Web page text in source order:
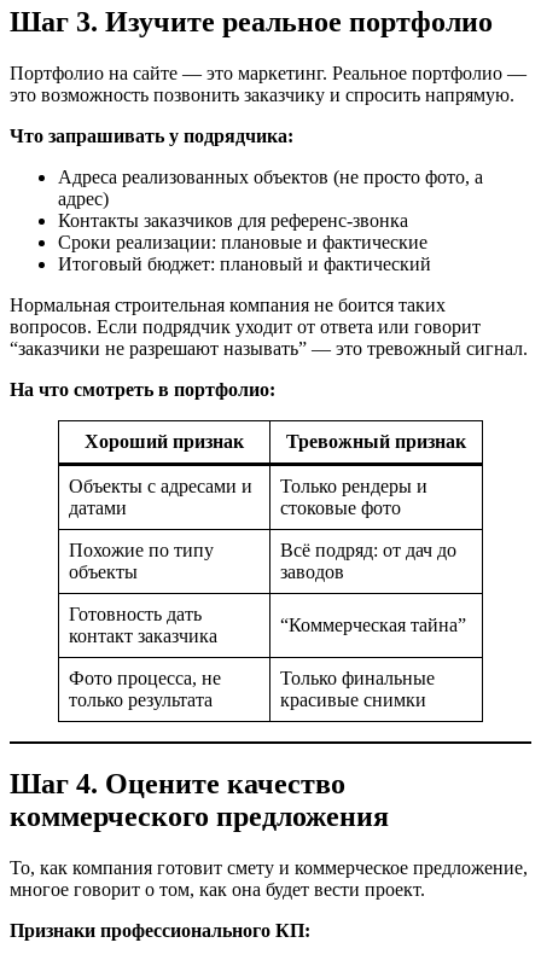
Шаг 3. Изучите реальное портфолио
Портфолио на сайте — это маркетинг. Реальное портфолио —
это возможность позвонить заказчику и спросить напрямую.
Что запрашивать у подрядчика:
Адреса реализованных объектов (не просто фото, а
адрес)
Контакты заказчиков для референс-звонка
Сроки реализации: плановые и фактические
Итоговый бюджет: плановый и фактический
Нормальная строительная компания не боится таких
вопросов. Если подрядчик уходит от ответа или говорит
“заказчики не разрешают называть” — это тревожный сигнал.
На что смотреть в портфолио:
Хороший признак Тревожный признак
Объекты с адресами и
датами
Только рендеры и
стоковые фото
Похожие по типу
объекты
Всё подряд: от дач до
заводов
Готовность дать
контакт заказчика
“Коммерческая тайна”
Фото процесса, не
только результата
Только финальные
красивые снимки
Шаг 4. Оцените качество
коммерческого предложения
То, как компания готовит смету и коммерческое предложение,
многое говорит о том, как она будет вести проект.
Признаки профессионального КП: